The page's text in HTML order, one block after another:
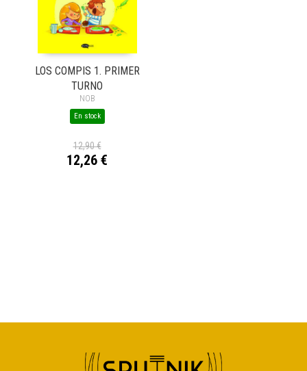
LOS COMPIS 1. PRIMER
TURNO
NOB
En stock
12,90 €
12,26 €